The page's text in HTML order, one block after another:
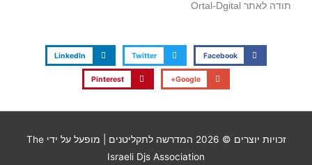
תודה לאתר Ortal-Dgital
Facebook
Twitter
LinkedIn
Google+
Pinterest
זכויות יוצרים © 2026 המדרשה לתקליטנים
| מופעל על ידי The
Israeli Djs Association